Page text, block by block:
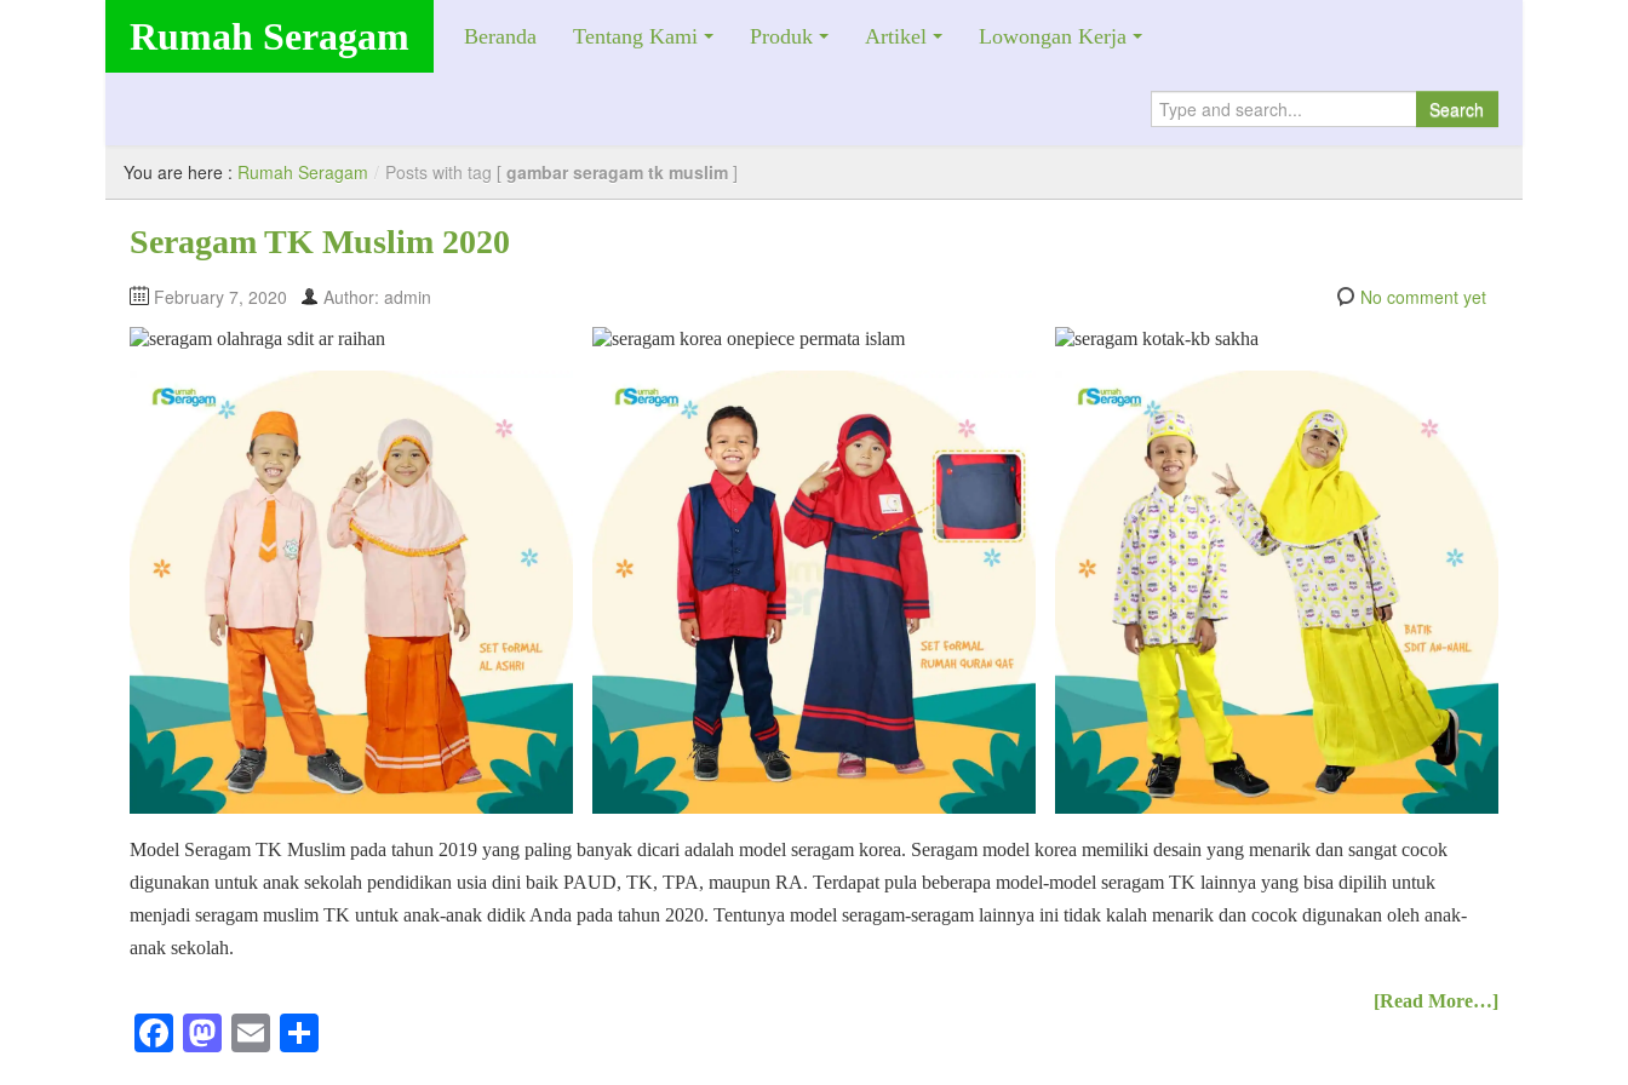
Rumah Seragam Beranda Tentang Kami Produk Artikel Lowongan Kerja
Search
You are here : Rumah Seragam / Posts with tag [ gambar seragam tk muslim ]
Seragam TK Muslim 2020
February 7, 2020 Author: admin No comment yet
Model Seragam TK Muslim pada tahun 2019 yang paling banyak dicari adalah model seragam korea. Seragam model korea memiliki desain yang menarik dan sangat cocok
digunakan untuk anak sekolah pendidikan usia dini baik PAUD, TK, TPA, maupun RA. Terdapat pula beberapa model-model seragam TK lainnya yang bisa dipilih untuk
menjadi seragam muslim TK untuk anak-anak didik Anda pada tahun 2020. Tentunya model seragam-seragam lainnya ini tidak kalah menarik dan cocok digunakan oleh anak-
anak sekolah.
[Read More…]
Fa M E